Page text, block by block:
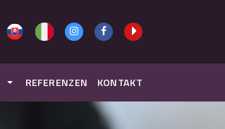
REFERENZEN KONTAKT